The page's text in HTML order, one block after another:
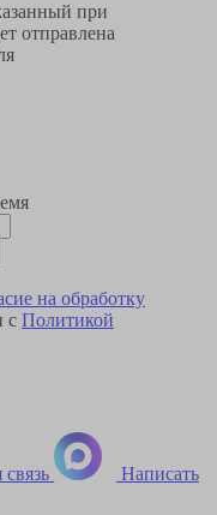
при
отправлена
на обработку
с Политикой
Написать